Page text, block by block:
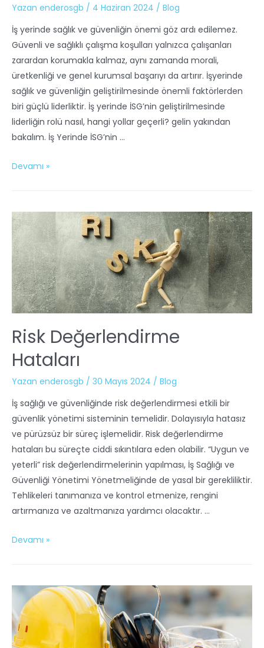
Yazan enderosgb / 4 Haziran 2024 / Blog
İş yerinde sağlık ve güvenliğin önemi göz ardı edilemez.
Güvenli ve sağlıklı çalışma koşulları yalnızca çalışanları
zarardan korumakla kalmaz, aynı zamanda morali,
üretkenliği ve genel kurumsal başarıyı da artırır. İşyerinde
sağlık ve güvenliğin geliştirilmesinde önemli faktörlerden
biri güçlü liderliktir. İş yerinde İSG’nin geliştirilmesinde
liderliğin rolü nasıl, hangi yollar geçerli? gelin yakından
bakalım. İş Yerinde İSG’nin …
Devamı »
Risk Değerlendirme
Hataları
Yazan enderosgb / 30 Mayıs 2024 / Blog
İş sağlığı ve güvenliğinde risk değerlendirmesi etkili bir
güvenlik yönetimi sisteminin temelidir. Dolayısıyla hatasız
ve pürüzsüz bir süreç işlemelidir. Risk değerlendirme
hataları bu süreçte ciddi sıkıntılara eden olabilir. “Uygun ve
yeterli” risk değerlendirmelerinin yapılması, İş Sağlığı ve
Güvenliği Yönetimi Yönetmeliğinde de yasal bir gerekliliktir.
Tehlikeleri tanımanıza ve kontrol etmenize, rengini
artırmanıza ve azaltmanıza yardımcı olacaktır. …
Devamı »